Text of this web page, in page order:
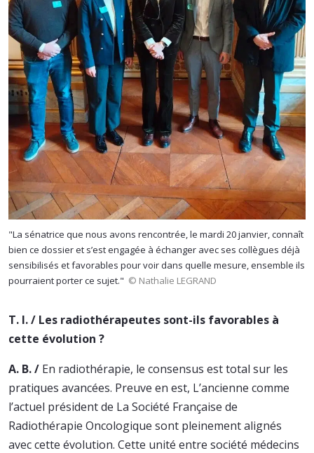
"La sénatrice que nous avons rencontrée, le mardi 20 janvier, connaît
bien ce dossier et s’est engagée à échanger avec ses collègues déjà
sensibilisés et favorables pour voir dans quelle mesure, ensemble ils
pourraient porter ce sujet." © Nathalie LEGRAND
T. I. / Les radiothérapeutes sont-ils favorables à
cette évolution ?
A. B. / En radiothérapie, le consensus est total sur les
pratiques avancées. Preuve en est, L’ancienne comme
l’actuel président de La Société Française de
Radiothérapie Oncologique sont pleinement alignés
avec cette évolution. Cette unité entre société médecins